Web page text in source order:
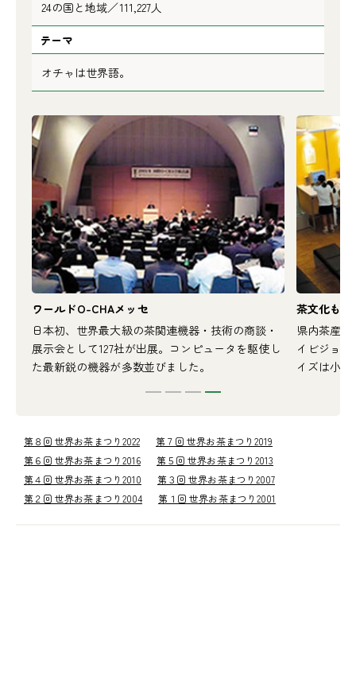
24の国と地域／111,227人
テーマ
オチャは世界語。
ワールドO-CHAメッセ
日本初、世界最大級の茶関連機器・技術の商談・
展示会として127社が出展。コンピュータを駆使し
た最新鋭の機器が多数並びました。
茶文化も
県内茶産
イビジョ
イズは小
第８回 世界お茶まつり2022
第７回 世界お茶まつり2019
第６回 世界お茶まつり2016
第５回 世界お茶まつり2013
第４回 世界お茶まつり2010
第３回 世界お茶まつり2007
第２回 世界お茶まつり2004
第１回 世界お茶まつり2001